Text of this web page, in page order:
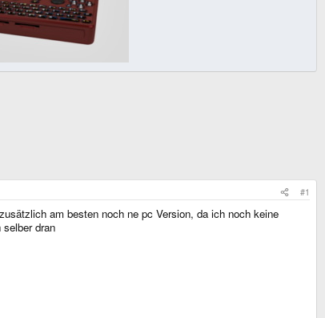
#1
am besten noch ne pc Version, da ich noch keine
dran